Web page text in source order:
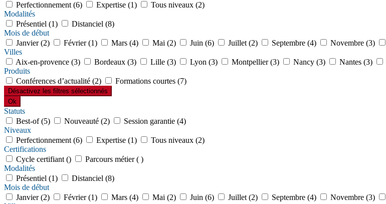
Perfectionnement (6)
Expertise (1)
Tous niveaux (2)
Modalités
Présentiel (1)
Distanciel (8)
Mois de début
Janvier (2)
Février (1) Mars (4) Mai (2) Juin (6) Juillet (2) Septembre (4) Novembre (3)
Villes
Aix-en-provence (3)
Bordeaux (3) Lille (3) Lyon (3) Montpellier (3) Nancy (3) Nantes (3)
Produits
Conférences d’actualité (2)
Formations courtes (7)
Désactivez les filtres sélectionnés
Ok
Statuts
Best-of (5)
Nouveauté (2)
Session garantie (4)
Niveaux
Perfectionnement (6)
Expertise (1)
Tous niveaux (2)
Certifications
Cycle certifiant ()
Parcours métier ( )
Modalités
Présentiel (1)
Distanciel (8)
Mois de début
Janvier (2)
Février (1) Mars (4) Mai (2) Juin (6) Juillet (2) Septembre (4) Novembre (3)